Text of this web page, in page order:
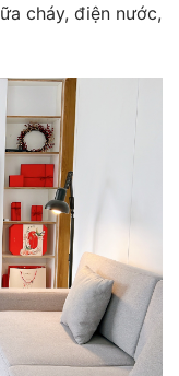
cháy, điện nước,